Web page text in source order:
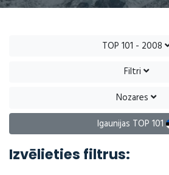
TOP 101 - 2008
Filtri
Nozares
Igaunijas TOP 101
Izvēlieties filtrus: